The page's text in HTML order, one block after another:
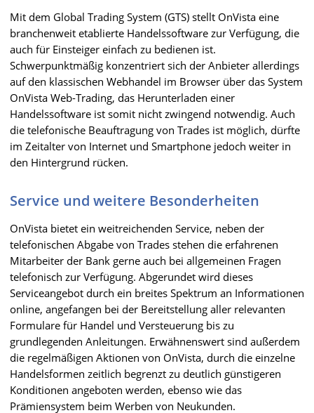
Mit dem Global Trading System (GTS) stellt OnVista eine
branchenweit etablierte Handelssoftware zur Verfügung, die
auch für Einsteiger einfach zu bedienen ist.
Schwerpunktmäßig konzentriert sich der Anbieter allerdings
auf den klassischen Webhandel im Browser über das System
OnVista Web-Trading, das Herunterladen einer
Handelssoftware ist somit nicht zwingend notwendig. Auch
die telefonische Beauftragung von Trades ist möglich, dürfte
im Zeitalter von Internet und Smartphone jedoch weiter in
den Hintergrund rücken.
Service und weitere Besonderheiten
OnVista bietet ein weitreichenden Service, neben der
telefonischen Abgabe von Trades stehen die erfahrenen
Mitarbeiter der Bank gerne auch bei allgemeinen Fragen
telefonisch zur Verfügung. Abgerundet wird dieses
Serviceangebot durch ein breites Spektrum an Informationen
online, angefangen bei der Bereitstellung aller relevanten
Formulare für Handel und Versteuerung bis zu
grundlegenden Anleitungen. Erwähnenswert sind außerdem
die regelmäßigen Aktionen von OnVista, durch die einzelne
Handelsformen zeitlich begrenzt zu deutlich günstigeren
Konditionen angeboten werden, ebenso wie das
Prämiensystem beim Werben von Neukunden.